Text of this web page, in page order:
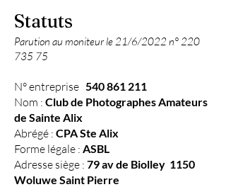
Statuts
Parution au moniteur le 21/6/2022 n°220
735 75
N° entreprise 540 861 211
Nom : Club de Photographes Amateurs
de Sainte Alix
Abrégé : CPA Ste Alix
Forme légale : ASBL
Adresse siège : 79 av de Biolley 1150
Woluwe Saint Pierre